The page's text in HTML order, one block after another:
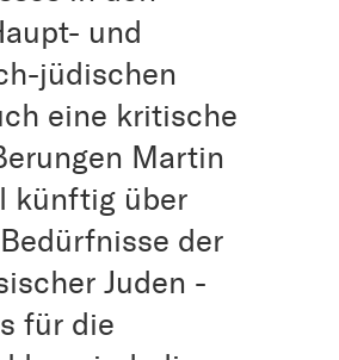
und
jüdischen
eine kritische
Martin
künftig über
der
Juden -
für die